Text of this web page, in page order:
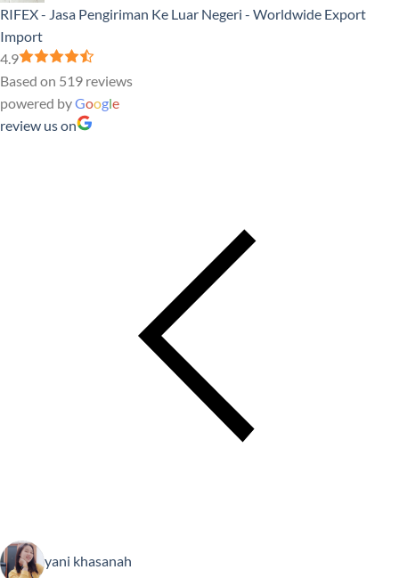
RIFEX - Jasa Pengiriman Ke Luar Negeri - Worldwide Export
Import
4.9
Based on 519 reviews
powered byGoogle
review us on
yani khasanah